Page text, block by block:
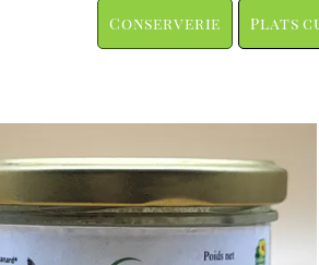
Conserverie Plats